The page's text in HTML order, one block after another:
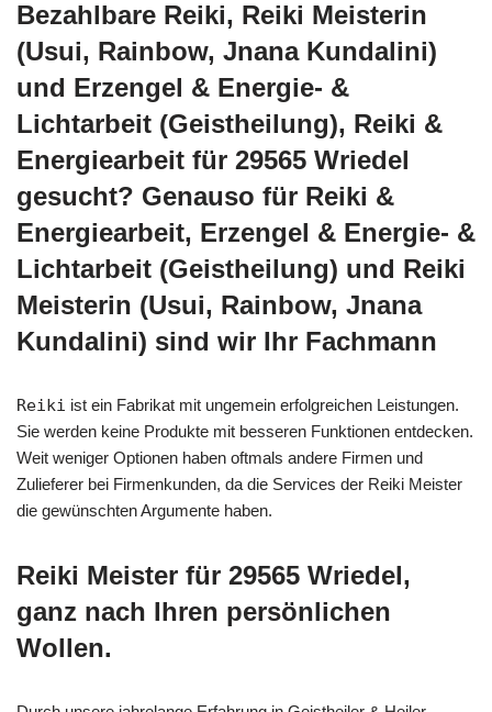
Bezahlbare Reiki, Reiki Meisterin
(Usui, Rainbow, Jnana Kundalini)
und Erzengel & Energie- &
Lichtarbeit (Geistheilung), Reiki &
Energiearbeit für 29565 Wriedel
gesucht? Genauso für Reiki &
Energiearbeit, Erzengel & Energie- &
Lichtarbeit (Geistheilung) und Reiki
Meisterin (Usui, Rainbow, Jnana
Kundalini) sind wir Ihr Fachmann
Reiki ist ein Fabrikat mit ungemein erfolgreichen Leistungen.
Sie werden keine Produkte mit besseren Funktionen entdecken.
Weit weniger Optionen haben oftmals andere Firmen und
Zulieferer bei Firmenkunden, da die Services der Reiki Meister
die gewünschten Argumente haben.
Reiki Meister für 29565 Wriedel,
ganz nach Ihren persönlichen
Wollen.